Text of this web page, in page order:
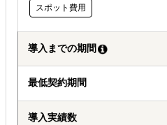
スポット費用
導入までの期間
最低契約期間
導入実績数